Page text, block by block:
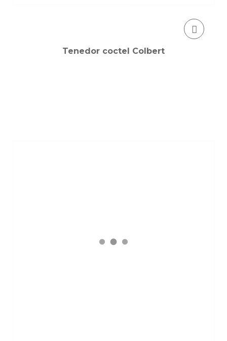
Tenedor coctel Colbert